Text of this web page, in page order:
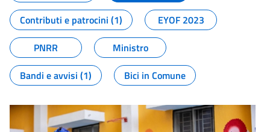
Contributi e patrocini (1)
EYOF 2023
PNRR
Ministro
Bandi e avvisi (1)
Bici in Comune